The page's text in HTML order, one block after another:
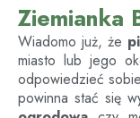
Ziemianka
Wiadomo już, że
miasto lub jego
odpowiedzieć
powinna stać się